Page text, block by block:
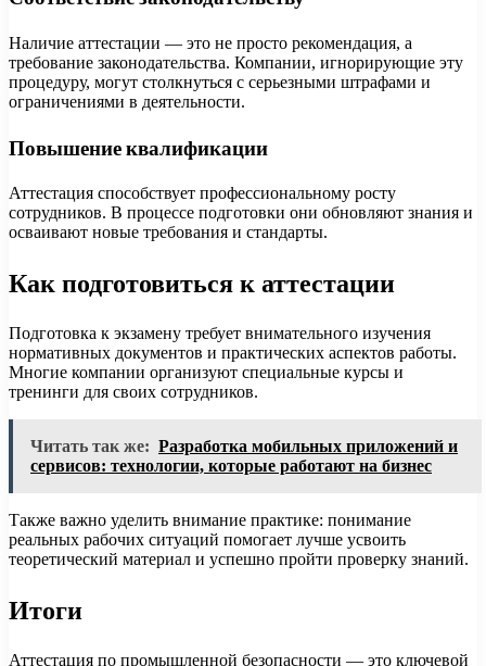
Наличие аттестации — это не просто рекомендация, а
требование законодательства. Компании, игнорирующие эту
процедуру, могут столкнуться с серьезными штрафами и
ограничениями в деятельности.
Повышение квалификации
Аттестация способствует профессиональному росту
сотрудников. В процессе подготовки они обновляют знания и
осваивают новые требования и стандарты.
Как подготовиться к аттестации
Подготовка к экзамену требует внимательного изучения
нормативных документов и практических аспектов работы.
Многие компании организуют специальные курсы и
тренинги для своих сотрудников.
Читать так же: Разработка мобильных приложений и
сервисов: технологии, которые работают на бизнес
Также важно уделить внимание практике: понимание
реальных рабочих ситуаций помогает лучше усвоить
теоретический материал и успешно пройти проверку знаний.
Итоги
Аттестация по промышленной безопасности — это ключевой